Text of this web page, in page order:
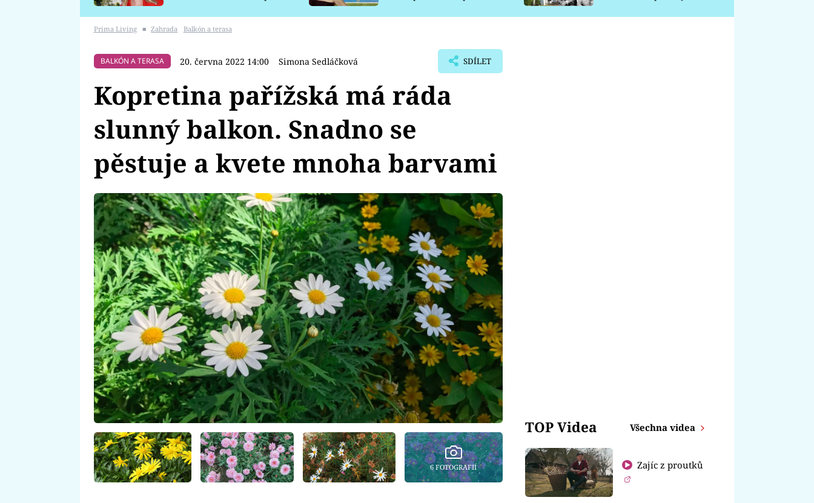
Prima Living ■ Zahrada Balkón a terasa
BALKÓN A TERASA 20. června 2022 14:00 Simona Sedláčková SDÍLET
Kopretina pařížská má ráda
slunný balkon. Snadno se
pěstuje a kvete mnoha barvami
6 FOTOGRAFIÍ
TOP Videa Všechna videa
Zajíc z proutků